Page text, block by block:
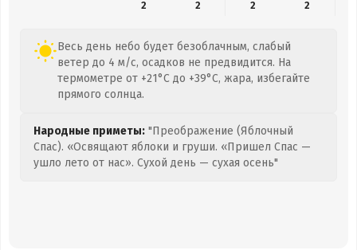
2
2 2 2
Весь день небо будет безоблачным, слабый
ветер до 4 м/с, осадков не предвидится. На
термометре от +21°C до +39°C, жара, избегайте
прямого солнца.
Народные приметы: "Преображение (Яблочный
Спас). «Освящают яблоки и груши. «Пришел Спас —
ушло лето от нас». Сухой день — сухая осень"